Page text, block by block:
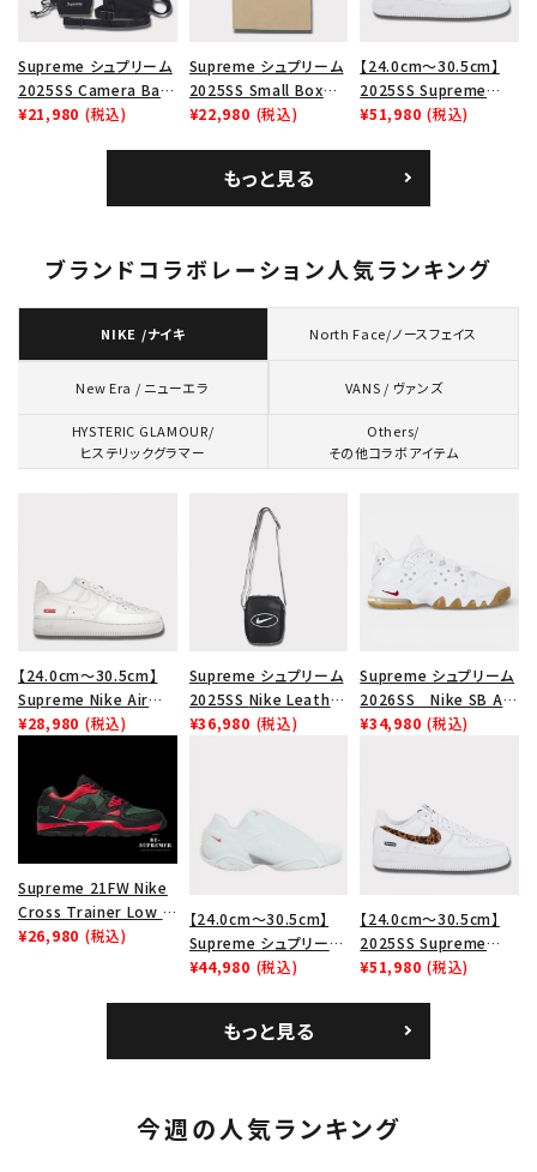
Supreme シュプリーム
2025SS Camera Bag
+ Mini Pouch カメラバ
¥21,980 (税込)
Supreme シュプリーム
2025SS Small Box
Tee スモールボックスT
¥22,980 (税込)
【24.0cm～30.5cm】
2025SS Supreme
GOODENOUGH Nike
フ ナイキエアフォース１
スニーカー シューズ ホ
¥51,980 (税込)
もっと見る
ブランドコラボレーション人気ランキング
NIKE /ナイキ North Face/ノースフェイス
New Era / ニューエラ VANS / ヴァンズ
HYSTERIC GLAMOUR/
ヒステリックグラマー
Others/
その他コラボアイテム
【24.0cm～30.5cm】
Supreme Nike Air
Force 1 Low シュプリ
１スニーカー シューズ
ホワイト
¥28,980 (税込)
Supreme シュプリーム
2025SS Nike Leather
Shoulder Bag ナイキ
¥36,980 (税込)
Supreme シュプリーム
2026SS Nike SB Air
Max 2 CB 94 Low SP
¥34,980 (税込)
Supreme 21FW Nike
Cross Trainer Low ナ
イキクロストレイナーロ
¥26,980 (税込)
【24.0cm～30.5cm】
Supreme シュプリーム
2023AW Nike
ホワイト 白
¥44,980 (税込)
【24.0cm～30.5cm】
2025SS Supreme
GOODENOUGH Nike
フ ナイキエアフォース１
スニーカー シューズ ホ
¥51,980 (税込)
もっと見る
今週の人気ランキング